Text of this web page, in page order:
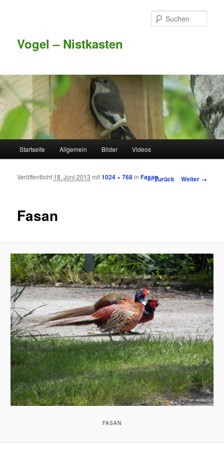
Vogel – Nistkasten
Zum Inhalt wechseln
Zum sekundären Inhalt wechseln
Startseite Allgemein Bilder Videos
Bilder-Navigation
← Zurück Weiter →
Fasan
Veröffentlicht 18. Juni 2013 mit1024 × 768inFasan
FASAN